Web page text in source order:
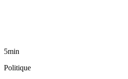
5min
Politique